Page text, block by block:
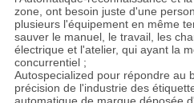
zone, ont besoin juste d'une
plusieurs l'équipement en même
sauver le manuel, le travail, les
électrique et l'atelier, qui ayant la
concurrentiel ;
Autospecialized pour répondre au
précision de l'industrie des